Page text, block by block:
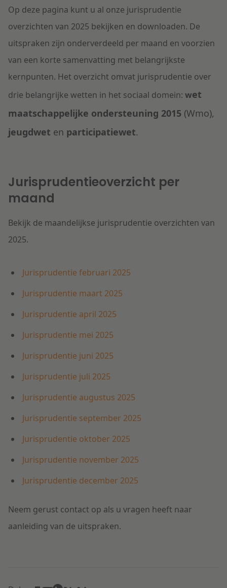
Op deze pagina kunt u al onze jurisprudentie
overzichten van 2025 bekijken en downloaden. De
uitspraken zijn onderverdeeld per maand en voorzien
van een korte samenvatting met belangrijkste
kernpunten. Het overzicht omvat jurisprudentie over
drie belangrijke wetten in het sociaal domein: wet
maatschappelijke ondersteuning 2015 (Wmo),
jeugdwet en participatiewet.
Jurisprudentieoverzicht per
maand
Bekijk de maandelijkse jurisprudentie overzichten van
2025.
Jurisprudentie februari 2025
Jurisprudentie maart 2025
Jurisprudentie april 2025
Jurisprudentie mei 2025
Jurisprudentie juni 2025
Jurisprudentie juli 2025
Jurisprudentie augustus 2025
Jurisprudentie september 2025
Jurisprudentie oktober 2025
Jurisprudentie november 2025
Jurisprudentie december 2025
Neem gerust contact op als u vragen heeft naar
aanleiding van de uitspraken.